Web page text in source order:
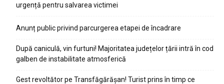
urgență pentru salvarea victimei
Anunț public privind parcurgerea etapei de încadrare
După caniculă, vin furtuni! Majoritatea județelor țării intră în cod
galben de instabilitate atmosferică
Gest revoltător pe Transfăgărășan! Turist prins în timp ce